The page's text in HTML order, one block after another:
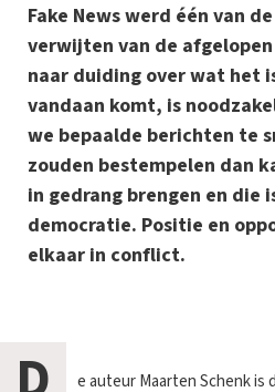
Fake News werd één van
verwijten van de
naar duiding over wat het
vandaan komt, is
we bepaalde berichten te
zouden bestempelen dan
in gedrang brengen en die
democratie. Positie en
elkaar in conflict.
e auteur Maarten Schenk is